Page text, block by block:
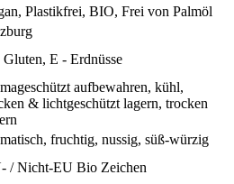
Plastikfrei, BIO, Frei von Palmöl
Gluten, E - Erdnüsse
aufbewahren, kühl,
& lichtgeschützt lagern, trocken
fruchtig, nussig, süß-würzig
/ Nicht-EU Bio Zeichen